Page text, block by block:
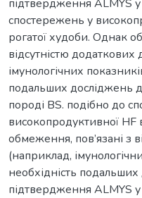
підтвердження ALMYS
спостережень у
рогатої худоби. Однак
відсутністю
імунологічних
подальших досліджень
породі BS. подібно до
високопродуктивної HF
обмеження, пов’язані з
(наприклад,
необхідність
підтвердження ALMYS у